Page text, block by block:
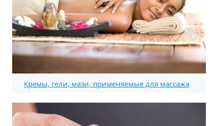
Кремы, гели, мази, применяемые для массажа